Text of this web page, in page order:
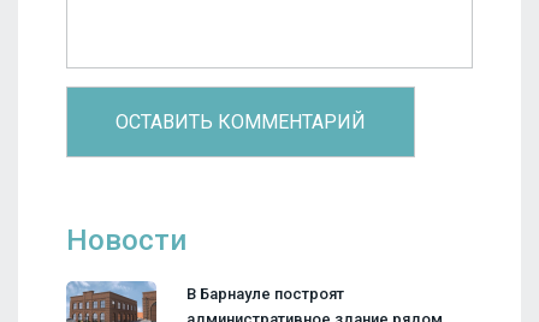
Новости
В Барнауле построят